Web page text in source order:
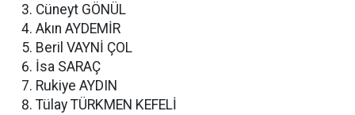
Cüneyt GÖNÜL
Akın AYDEMİR
Beril VAYNİ ÇOL
İsa SARAÇ
Rukiye AYDIN
Tülay TÜRKMEN KEFELİ